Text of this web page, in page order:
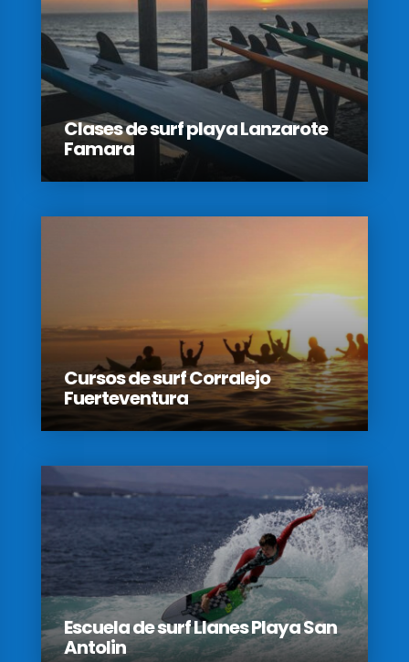
Clases de surf playa Lanzarote
Famara
Cursos de surf Corralejo
Fuerteventura
Escuela de surf Llanes Playa San
Antolin